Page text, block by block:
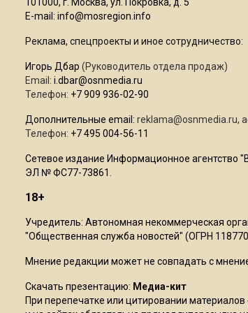
E-mail: info@mosregion.info
Реклама, спецпроекты и иное сотрудничество:
Игорь Дбар (Руководитель отдела продаж)
Email: i.dbar@osnmedia.ru
Телефон: +7 909 936-02-90
Дополнительные email: reklama@osnmedia.ru,
Телефон: +7 495 004-56-11
Сетевое издание Информационное агентство
ЭЛ № ФС77-73861.
18+
Учредитель: Автономная некоммерческая
"Общественная служба новостей" (ОГРН
Мнение редакции может не совпадать с
Скачать презентацию: Медиа-кит
При перепечатке или цитировании